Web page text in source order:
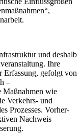
und deshalb
Ihre
Erfassung, gefolgt von
–
Maßnahmen wie
Verkehrs- und
Prozesses. Vorher-
Nachweis